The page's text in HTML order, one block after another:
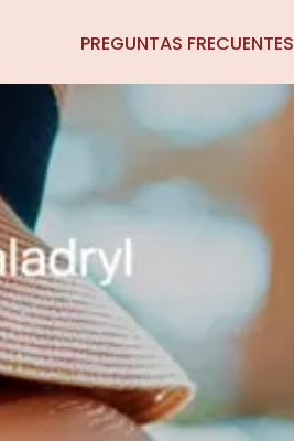
PREGUNTAS FRECUENTES